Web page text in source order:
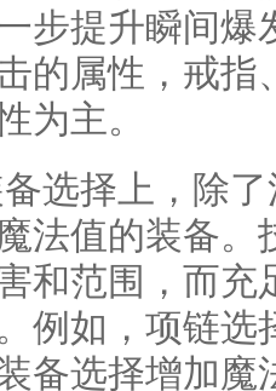
步提升瞬间爆
的属性，戒指
为主。
选择上，除
法值的装备
和范围，而充
例如，项链
备选择增加魔